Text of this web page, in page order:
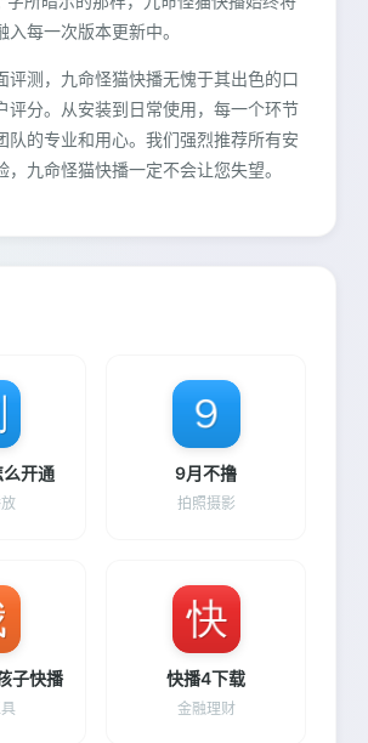
每一次版本更新中。
评测，九命怪猫快播无愧于其出色的口
评分。从安装到日常使用，每一个环节
队的专业和用心。我们强烈推荐所有安
，九命怪猫快播一定不会让您失望。
开通 9月不撸
拍照摄影
子快播 快播4下载
金融理财